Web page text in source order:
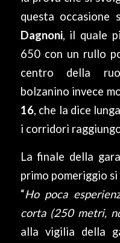
questa occasione
Dagnoni, il quale
650 con un rullo
centro della
bolzanino invece
16, che la dice
i corridori
La finale della
primo pomeriggio
“Ho poca
corta (250 metri,
alla vigilia della